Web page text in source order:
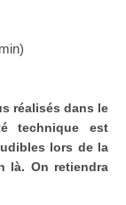
réalisés dans le
technique est
lors de la
là. On retiendra